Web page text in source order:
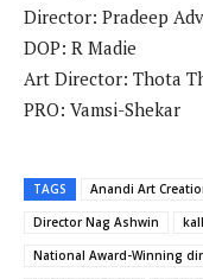
Director: Pradeep
DOP: R Madie
Art Director: Thota
PRO: Vamsi-Shekar
TAGS Anandi Art
Director Nag Ashwin
National Award-Winning